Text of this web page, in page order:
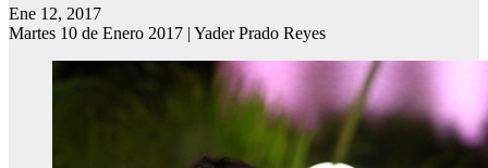
Ene 12, 2017
Martes 10 de Enero 2017 | Yader Prado Reyes